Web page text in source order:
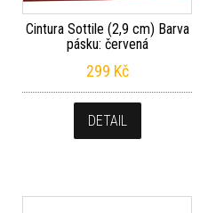
Cintura Sottile (2,9 cm) Barva
pásku: červená
299 Kč
DETAIL